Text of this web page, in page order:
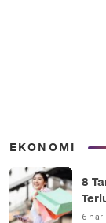
EKONOMI
8
6